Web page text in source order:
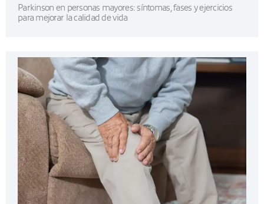
Parkinson en personas mayores: síntomas, fases y ejercicios
para mejorar la calidad de vida